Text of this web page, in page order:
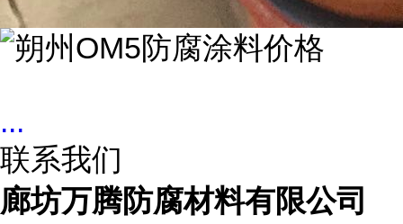
...
联系我们
廊坊万腾防腐材料有限公司